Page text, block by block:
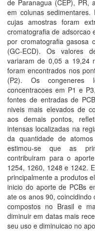
de Paranagua (CEP), PR,
em colunas sedimentares.
cujas amostras foram
cromatografia de adsorcao
por cromatografia gasosa
(GC-ECD). Os valores
variaram de 0,05 a 19,24
foram encontrados nos
(P2). Os congeneres
concentracoes em P1 e
fontes de entradas de
niveis mais elevados de
aos demais pontos,
intensas localizadas na
da quantidade de
estimou-se que as
contribuiram para o
1254, 1260, 1248 e 1242.
principalmente a produtos
inicio do aporte de PCBs
ate os anos 90,
compostos no Brasil e
diminuir em datas mais
seu uso e diminuicao no